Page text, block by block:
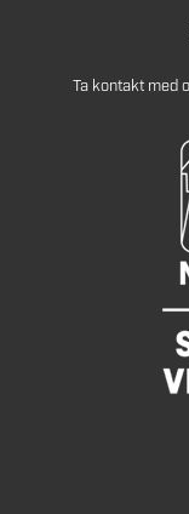
Ta kontakt med